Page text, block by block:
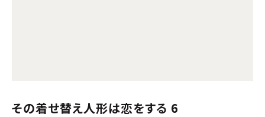
その着せ替え人形は恋をする 6